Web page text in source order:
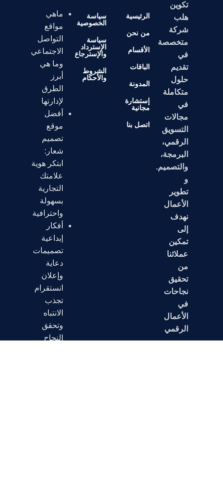
تكوين
هلب
شركة
متخصصة
في
تقديم
حلول
متكاملة
في
مجالات
التسويق
الرقمي،
البرمجة،
والتصميم.
و
تطوير
الأعمال
نهدف
إلى
تمكين
عملائنا
من
تحقيق
نجاحات
في
الأعمال
الرقمي
من
الرئيسية
من نحن
الأقسام
الباقات
المدونة
إستشارة
مجانية
اتصل بنا
سياسة
الخصوصية
سياسة
الإسترداد
والإسترجاع
الشروط
والأحكام
ماهي
مواقع
التواصل
الاجتماعي
وما هي
أبرز
الطرق
لإدارتها
أفضل
موقع
تصميم
شعار:
ابتكر هوية
علامتك
التجارية
بسهولة
واحترافية
أفكار
إبداعية
تصميمات
دعاية
وإعلان
انستقرام
تجذب
الانتباه
وتحقق
النجاح